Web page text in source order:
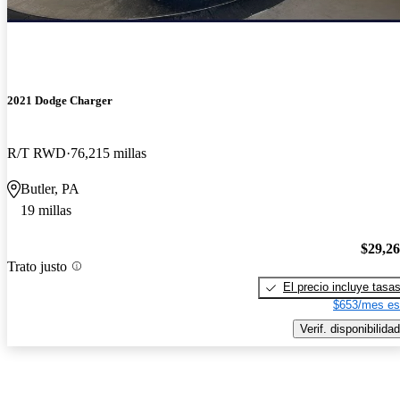
2021 Dodge Charger
R/T RWD 76,215 millas
Butler, PA
19 millas
Trato justo
El precio incluye tasas
$653/mes
Verif. disponibilidad